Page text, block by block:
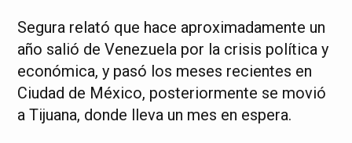
Segura relató que hace aproximadamente un
año salió de Venezuela por la crisis política y
económica, y pasó los meses recientes en
Ciudad de México, posteriormente se movió
a Tijuana, donde lleva un mes en espera.